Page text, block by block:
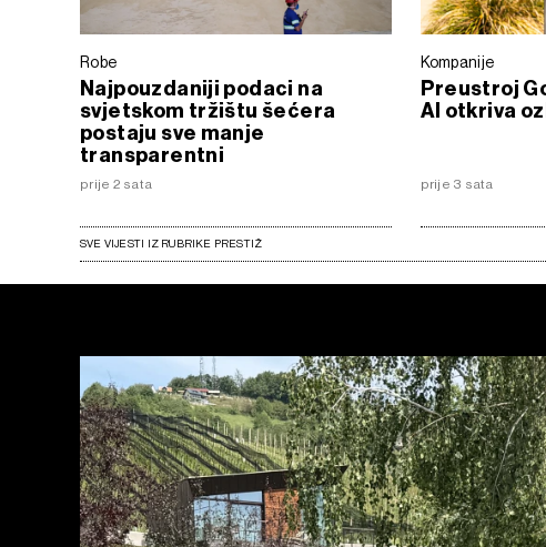
Robe
Najpouzdaniji podaci na
svjetskom tržištu šećera
postaju sve manje
transparentni
prije 2 sata
Kompanije
Preustroj
AI otkriva
prije 3 sata
SVE VIJESTI IZ RUBRIKE PRESTIŽ